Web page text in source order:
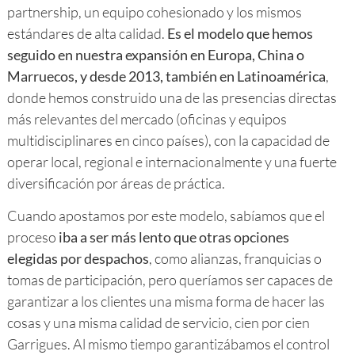
partnership, un equipo cohesionado y los mismos
estándares de alta calidad. Es el modelo que hemos
seguido en nuestra expansión en Europa, China o
Marruecos, y desde 2013, también en Latinoamérica,
donde hemos construido una de las presencias directas
más relevantes del mercado (oficinas y equipos
multidisciplinares en cinco países), con la capacidad de
operar local, regional e internacionalmente y una fuerte
diversificación por áreas de práctica.
Cuando apostamos por este modelo, sabíamos que el
proceso iba a ser más lento que otras opciones
elegidas por despachos, como alianzas, franquicias o
tomas de participación, pero queríamos ser capaces de
garantizar a los clientes una misma forma de hacer las
cosas y una misma calidad de servicio, cien por cien
Garrigues. Al mismo tiempo garantizábamos el control